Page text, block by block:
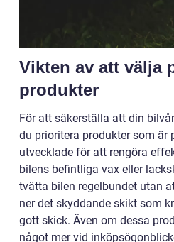
Vikten av att välja
produkter
För att säkerställa att din
du prioritera produkter som är
utvecklade för att rengöra
bilens befintliga vax eller
tvätta bilen regelbundet utan
ner det skyddande skikt som
gott skick. Även om dessa
något mer vid